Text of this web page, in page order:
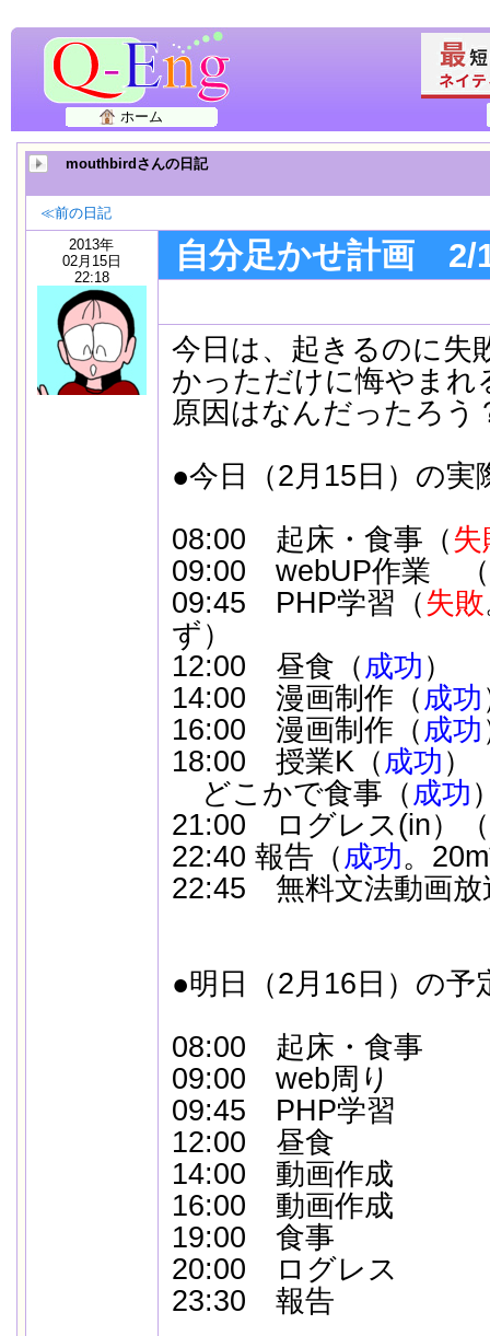
ホーム
mouthbirdさんの日記
≪前の日記
2013年
02月15日
22:18
自分足かせ計画
今日は、起きるのに
かっただけに悔やまれ
原因はなんだったろう
●今日（2月15日）の実
08:00 起床・食事（ 失
09:00 webUP作業 （
09:45 PHP学習（ 失敗
ず）
12:00 昼食（ 成功 ）
14:00 漫画制作（ 成功
16:00 漫画制作（ 成功
18:00 授業K（ 成功 ）
どこかで食事（ 成功
21:00 ログレス(in）（
22:40 報告（ 成功。
22:45 無料文法動画放
●明日（2月16日）の予
08:00 起床・食事
09:00 web周り
09:45 PHP学習
12:00 昼食
14:00 動画作成
16:00 動画作成
19:00 食事
20:00 ログレス
23:30 報告